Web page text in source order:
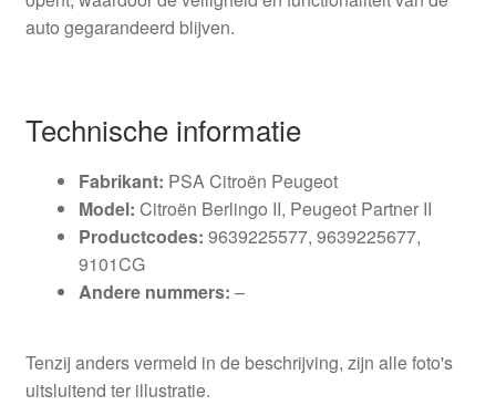
auto gegarandeerd blijven.
Technische informatie
Fabrikant: PSA Citroën Peugeot
Model: Citroën Berlingo II, Peugeot Partner II
Productcodes: 9639225577, 9639225677,
9101CG
Andere nummers: –
Tenzij anders vermeld in de beschrijving, zijn alle foto's
uitsluitend ter illustratie.